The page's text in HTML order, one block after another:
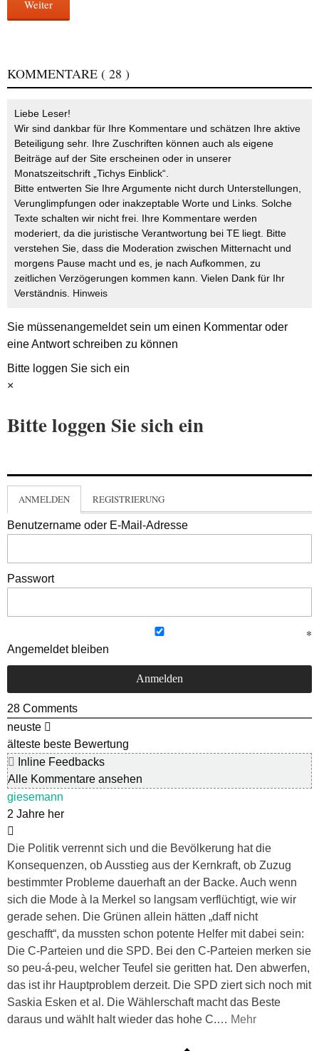
Weiter
KOMMENTARE ( 28 )
Liebe Leser!
Wir sind dankbar für Ihre Kommentare und schätzen Ihre aktive
Beteiligung sehr. Ihre Zuschriften können auch als eigene
Beiträge auf der Site erscheinen oder in unserer
Monatszeitschrift „Tichys Einblick“.
Bitte entwerten Sie Ihre Argumente nicht durch Unterstellungen,
Verunglimpfungen oder inakzeptable Worte und Links. Solche
Texte schalten wir nicht frei. Ihre Kommentare werden
moderiert, da die juristische Verantwortung bei TE liegt. Bitte
verstehen Sie, dass die Moderation zwischen Mitternacht und
morgens Pause macht und es, je nach Aufkommen, zu
zeitlichen Verzögerungen kommen kann. Vielen Dank für Ihr
Verständnis. Hinweis
Sie müssenangemeldetsein um einen Kommentar oder
eine Antwort schreiben zu können
Bitte loggen Sie sich ein
×
Bitte loggen Sie sich ein
ANMELDEN REGISTRIERUNG
Benutzername oder E-Mail-Adresse
Passwort
Angemeldet bleiben
28 Comments
neuste
älteste beste Bewertung
Inline Feedbacks
Alle Kommentare ansehen
giesemann
2 Jahre her
Die Politik verrennt sich und die Bevölkerung hat die
Konsequenzen, ob Ausstieg aus der Kernkraft, ob Zuzug
bestimmter Probleme dauerhaft an der Backe. Auch wenn
sich die Mode à la Merkel so langsam verflüchtigt, wie wir
gerade sehen. Die Grünen allein hätten „daff nicht
geschafft“, da mussten schon potente Helfer mit dabei sein:
Die C-Parteien und die SPD. Bei den C-Parteien merken sie
so peu-á-peu, welcher Teufel sie geritten hat. Den abwerfen,
das ist ihr Hauptproblem derzeit. Die SPD ziert sich noch mit
Saskia Esken et al. Die Wählerschaft macht das Beste
daraus und wählt halt wieder das hohe C.… Mehr